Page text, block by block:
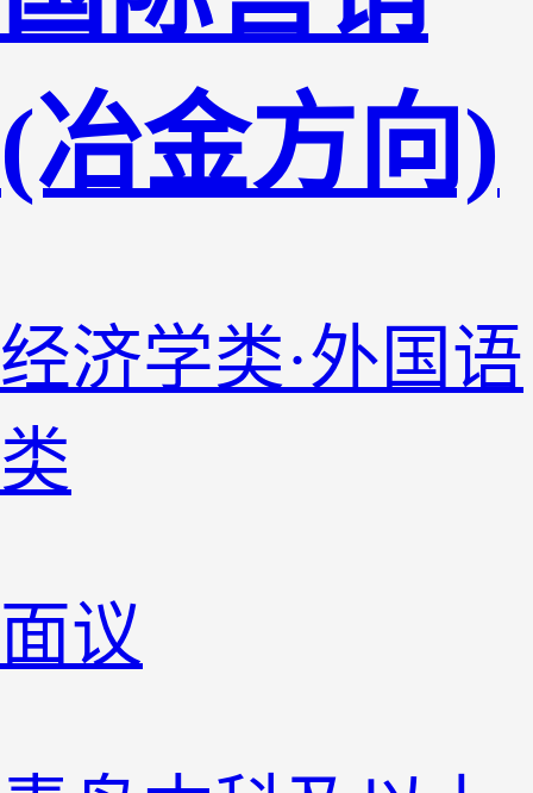
(冶金方向)
经济学类·外国语
类
面议